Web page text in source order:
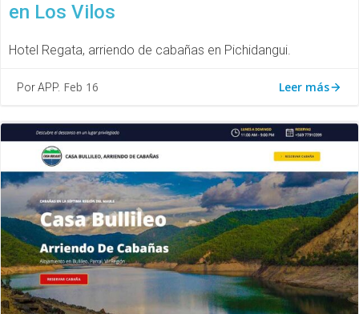
en Los Vilos
Hotel Regata, arriendo de cabañas en Pichidangui.
Por APP. Feb 16 Leer más